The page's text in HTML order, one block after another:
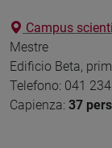
Campus
Mestre
Edificio Beta,
Telefono: 041
Capienza: 37